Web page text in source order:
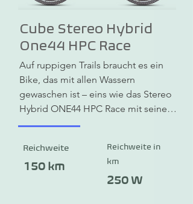
Cube Stereo Hybrid
One44 HPC Race
Auf ruppigen Trails braucht es ein
Bike, das mit allen Wassern
gewaschen ist – eins wie das Stereo
Hybrid ONE44 HPC Race mit seinem
hochwertigen Rahmen aus High
Aluminium. Breite Schwalbe Hans
Dampf 2.6 Zoll Reifen bringen jede
Menge Grip mit – und die
Reichweite
150 km
Reichweite in
km
250 W